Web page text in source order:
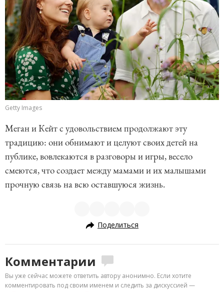
Getty Images
Меган и Кейт с удовольствием продолжают эту
традицию: они обнимают и целуют своих детей на
публике, вовлекаются в разговоры и игры, весело
смеются, что создает между мамами и их малышами
прочную связь на всю оставшуюся жизнь.
Поделиться
Комментарии
Вы уже сейчас можете ответить автору анонимно. Если хотите
комментировать под своим именем и следить за дискуссией —